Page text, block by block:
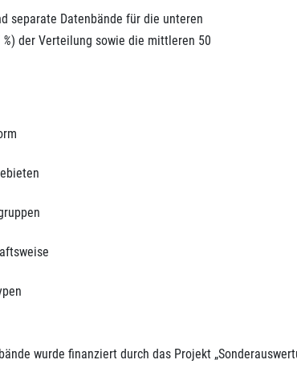
separate Datenbände für die unteren
) der Verteilung sowie die mittleren 50
wurde finanziert durch das Projekt